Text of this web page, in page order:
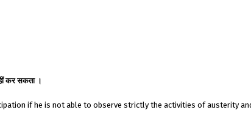
कर सकता ।
if he is not able to observe strictly the activities of austerity